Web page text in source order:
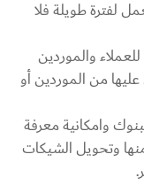
لفترة طويلة فلا
والموردين
من الموردين أو
وامكانية معرفة
وتحويل الشيكات